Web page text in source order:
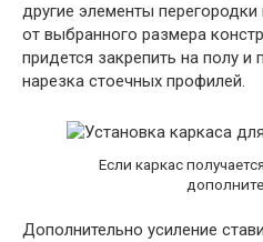
другие элементы
от выбранного размера
придется закрепить на полу и
нарезка стоечных профилей.
Если каркас
Дополнительно усиление